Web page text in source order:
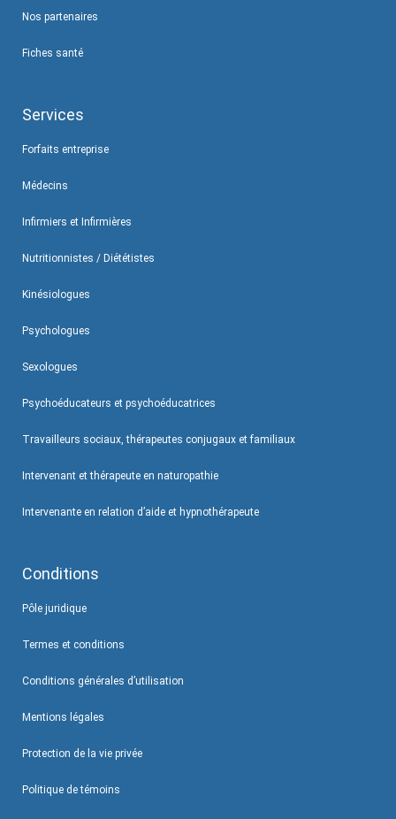
Nos partenaires
Fiches santé
Services
Forfaits entreprise
Médecins
Infirmiers et Infirmières
Nutritionnistes / Diététistes
Kinésiologues
Psychologues
Sexologues
Psychoéducateurs et psychoéducatrices
Travailleurs sociaux, thérapeutes conjugaux et familiaux
Intervenant et thérapeute en naturopathie
Intervenante en relation d’aide et hypnothérapeute
Conditions
Pôle juridique
Termes et conditions
Conditions générales d’utilisation
Mentions légales
Protection de la vie privée
Politique de témoins